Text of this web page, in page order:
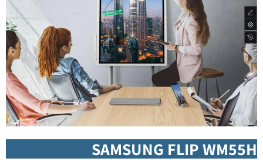
SAMSUNG FLIP WM55H